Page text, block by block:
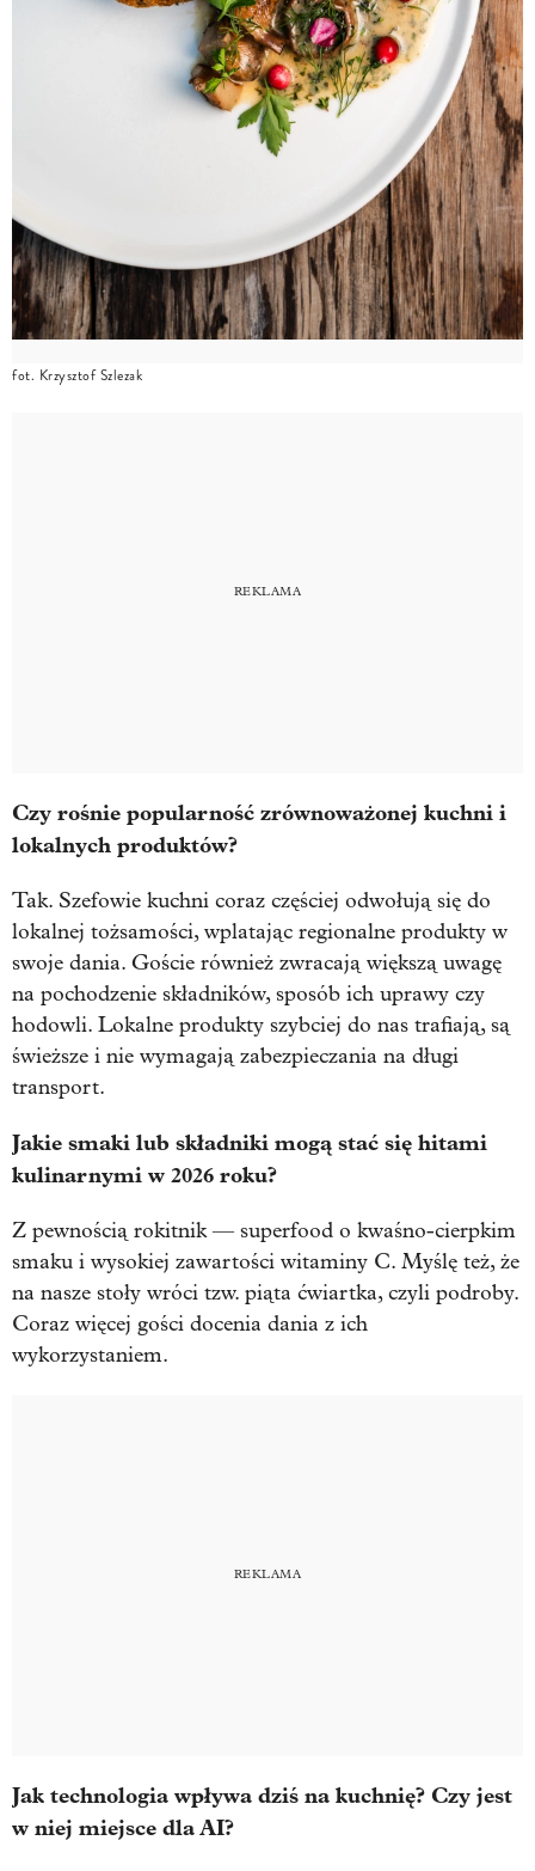
fot. Krzysztof Szlezak
Czy rośnie popularność zrównoważonej kuchni i
lokalnych produktów?
Tak. Szefowie kuchni coraz częściej odwołują się do
lokalnej tożsamości, wplatając regionalne produkty w
swoje dania. Goście również zwracają większą uwagę
na pochodzenie składników, sposób ich uprawy czy
hodowli. Lokalne produkty szybciej do nas trafiają, są
świeższe i nie wymagają zabezpieczania na długi
transport.
Jakie smaki lub składniki mogą stać się hitami
kulinarnymi w 2026 roku?
Z pewnością rokitnik — superfood o kwaśno-cierpkim
smaku i wysokiej zawartości witaminy C. Myślę też, że
na nasze stoły wróci tzw. piąta ćwiartka, czyli podroby.
Coraz więcej gości docenia dania z ich
wykorzystaniem.
Jak technologia wpływa dziś na kuchnię? Czy jest
w niej miejsce dla AI?